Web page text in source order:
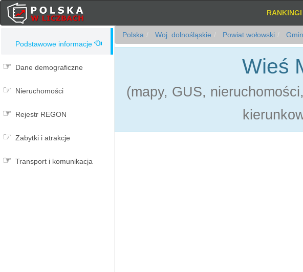
RANKINGI
Podstawowe informacje
Dane demograficzne
Nieruchomości
Rejestr REGON
Zabytki i atrakcje
Transport i komunikacja
Polska Woj. dolnośląskie Powiat wołowski
Wieś
(mapy, GUS,